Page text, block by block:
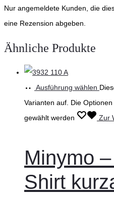
Nur angemeldete Kunden, die
eine Rezension abgeben.
Ähnliche Produkte
Ausführung wählen
Varianten auf. Die
gewählt werden
Zur
Minymo
Shirt